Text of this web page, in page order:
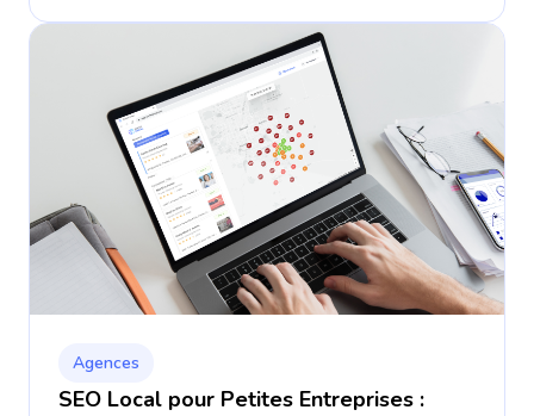
Agences
SEO Local pour Petites Entreprises :